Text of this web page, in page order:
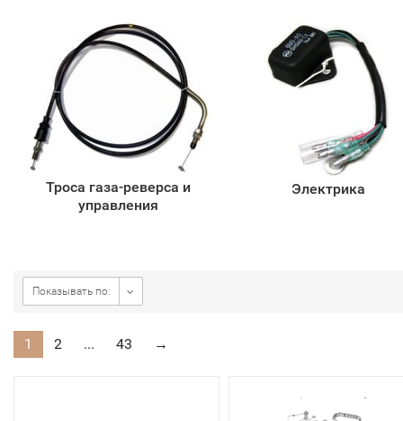
Троса газа-реверса и
управления
Электрика
Показывать по:
1 2 ... 43 →